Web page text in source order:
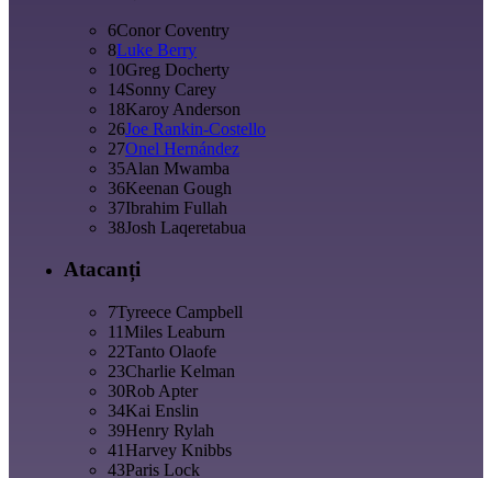
6Conor Coventry
8Luke Berry
10Greg Docherty
14Sonny Carey
18Karoy Anderson
26Joe Rankin-Costello
27Onel Hernández
35Alan Mwamba
36Keenan Gough
37Ibrahim Fullah
38Josh Laqeretabua
Atacanți
7Tyreece Campbell
11Miles Leaburn
22Tanto Olaofe
23Charlie Kelman
30Rob Apter
34Kai Enslin
39Henry Rylah
41Harvey Knibbs
43Paris Lock